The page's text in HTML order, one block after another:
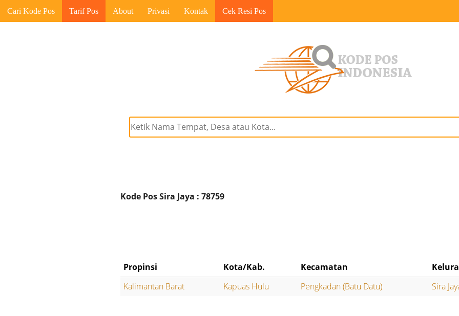
Cari Kode Pos Tarif Pos About Privasi Kontak Cek Resi Pos
Kode Pos Sira Jaya : 78759
Propinsi Kota/Kab. Kecamatan
Kalimantan Barat
Kapuas Hulu Pengkadan (Batu Datu) Sira